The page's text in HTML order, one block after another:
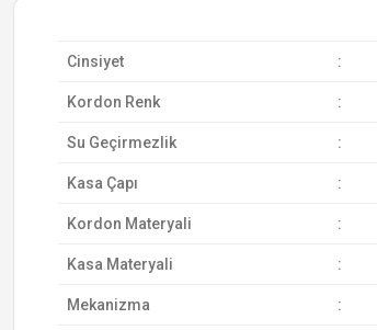
Cinsiyet :
Kordon Renk :
Su Geçirmezlik :
Kasa Çapı :
Kordon Materyali :
Kasa Materyali :
Mekanizma :